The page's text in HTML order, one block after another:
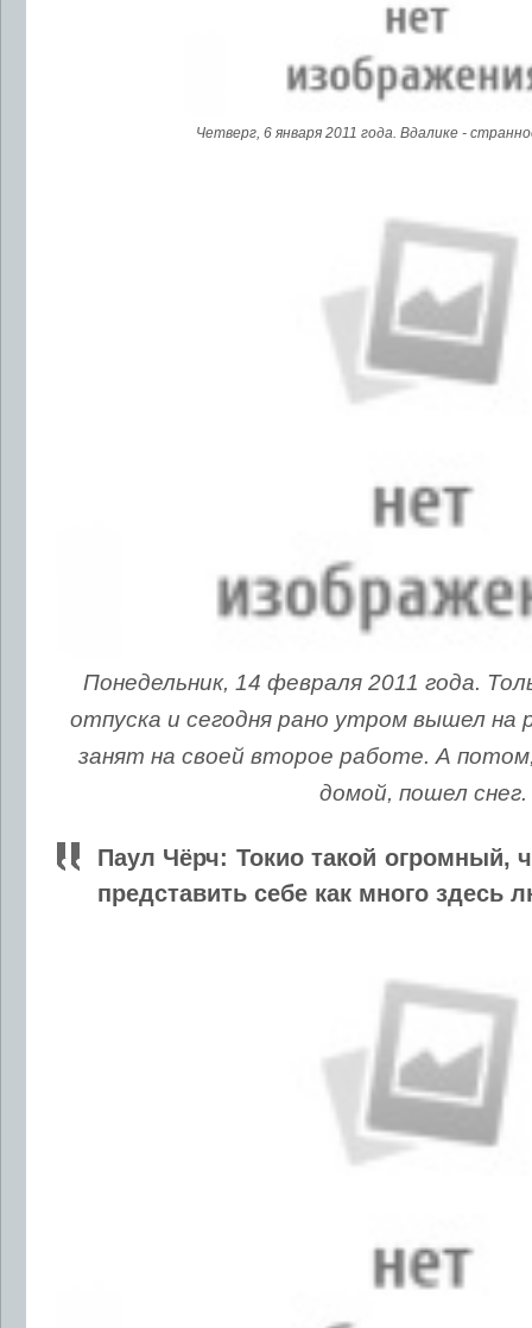
Четверг, 6 января 2011 года. Вдалике -
Понедельник, 14 февраля 2011 года.
отпуска и сегодня рано утром вышел на
занят на своей второе работе. А
домой, пошел снег.
Паул Чёрч: Токио такой огромный,
представить себе как много здесь